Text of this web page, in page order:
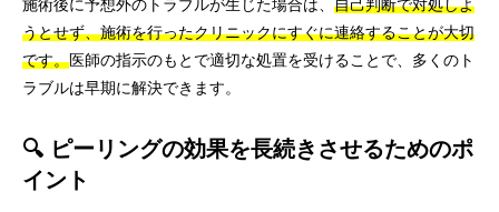
施術後に予想外のトラブルが生じた場合は、 自己判断で対処しよ
うとせず、施術を行ったクリニックにすぐに連絡することが大切
です。医師の指示のもとで適切な処置を受けることで、多くのト
ラブルは早期に解決できます。
🔍 ピーリングの効果を長続きさせるためのポ
イント